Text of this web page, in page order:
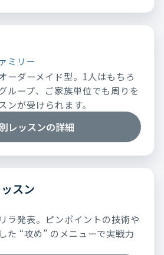
ミリー
ーダーメイド型。1人はもちろ
ループ、ご家族単位でも周りを
ンが受けられます。
レッスンの詳細
スン
ラ発表。ピンポイントの技術や
た “攻め” のメニューで実戦力